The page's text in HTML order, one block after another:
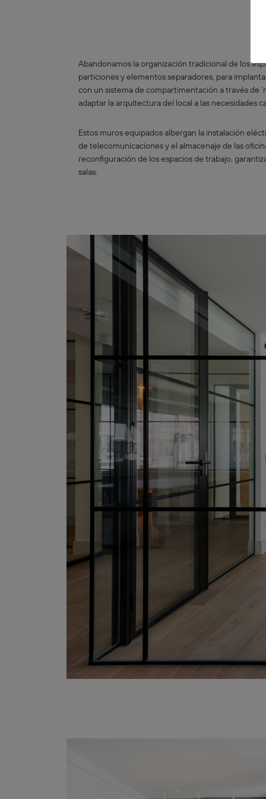
Abandonamos la organización tradicional de los
particiones y elementos separadores, para
con un sistema de compartimentación a través de
adaptar la arquitectura del local a las necesidades
Estos muros equipados albergan la instalación
de telecomunicaciones y el almacenaje de las
reconfiguración de los espacios de trabajo,
salas.